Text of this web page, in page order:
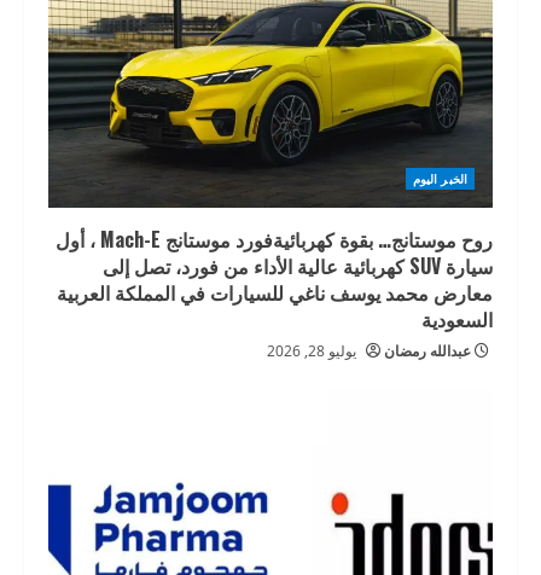
الخبر اليوم
روح موستانج… بقوة كهربائيةفورد موستانج Mach-E ، أول
سيارة SUV كهربائية عالية الأداء من فورد، تصل إلى
معارض محمد يوسف ناغي للسيارات في المملكة العربية
السعودية
عبدالله رمضان يوليو 28, 2026